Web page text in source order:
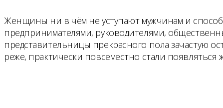
Женщины ни в чём не уступают мужчинам и
предпринимателями, руководителями,
представительницы прекрасного пола зачастую
реже, практически повсеместно стали